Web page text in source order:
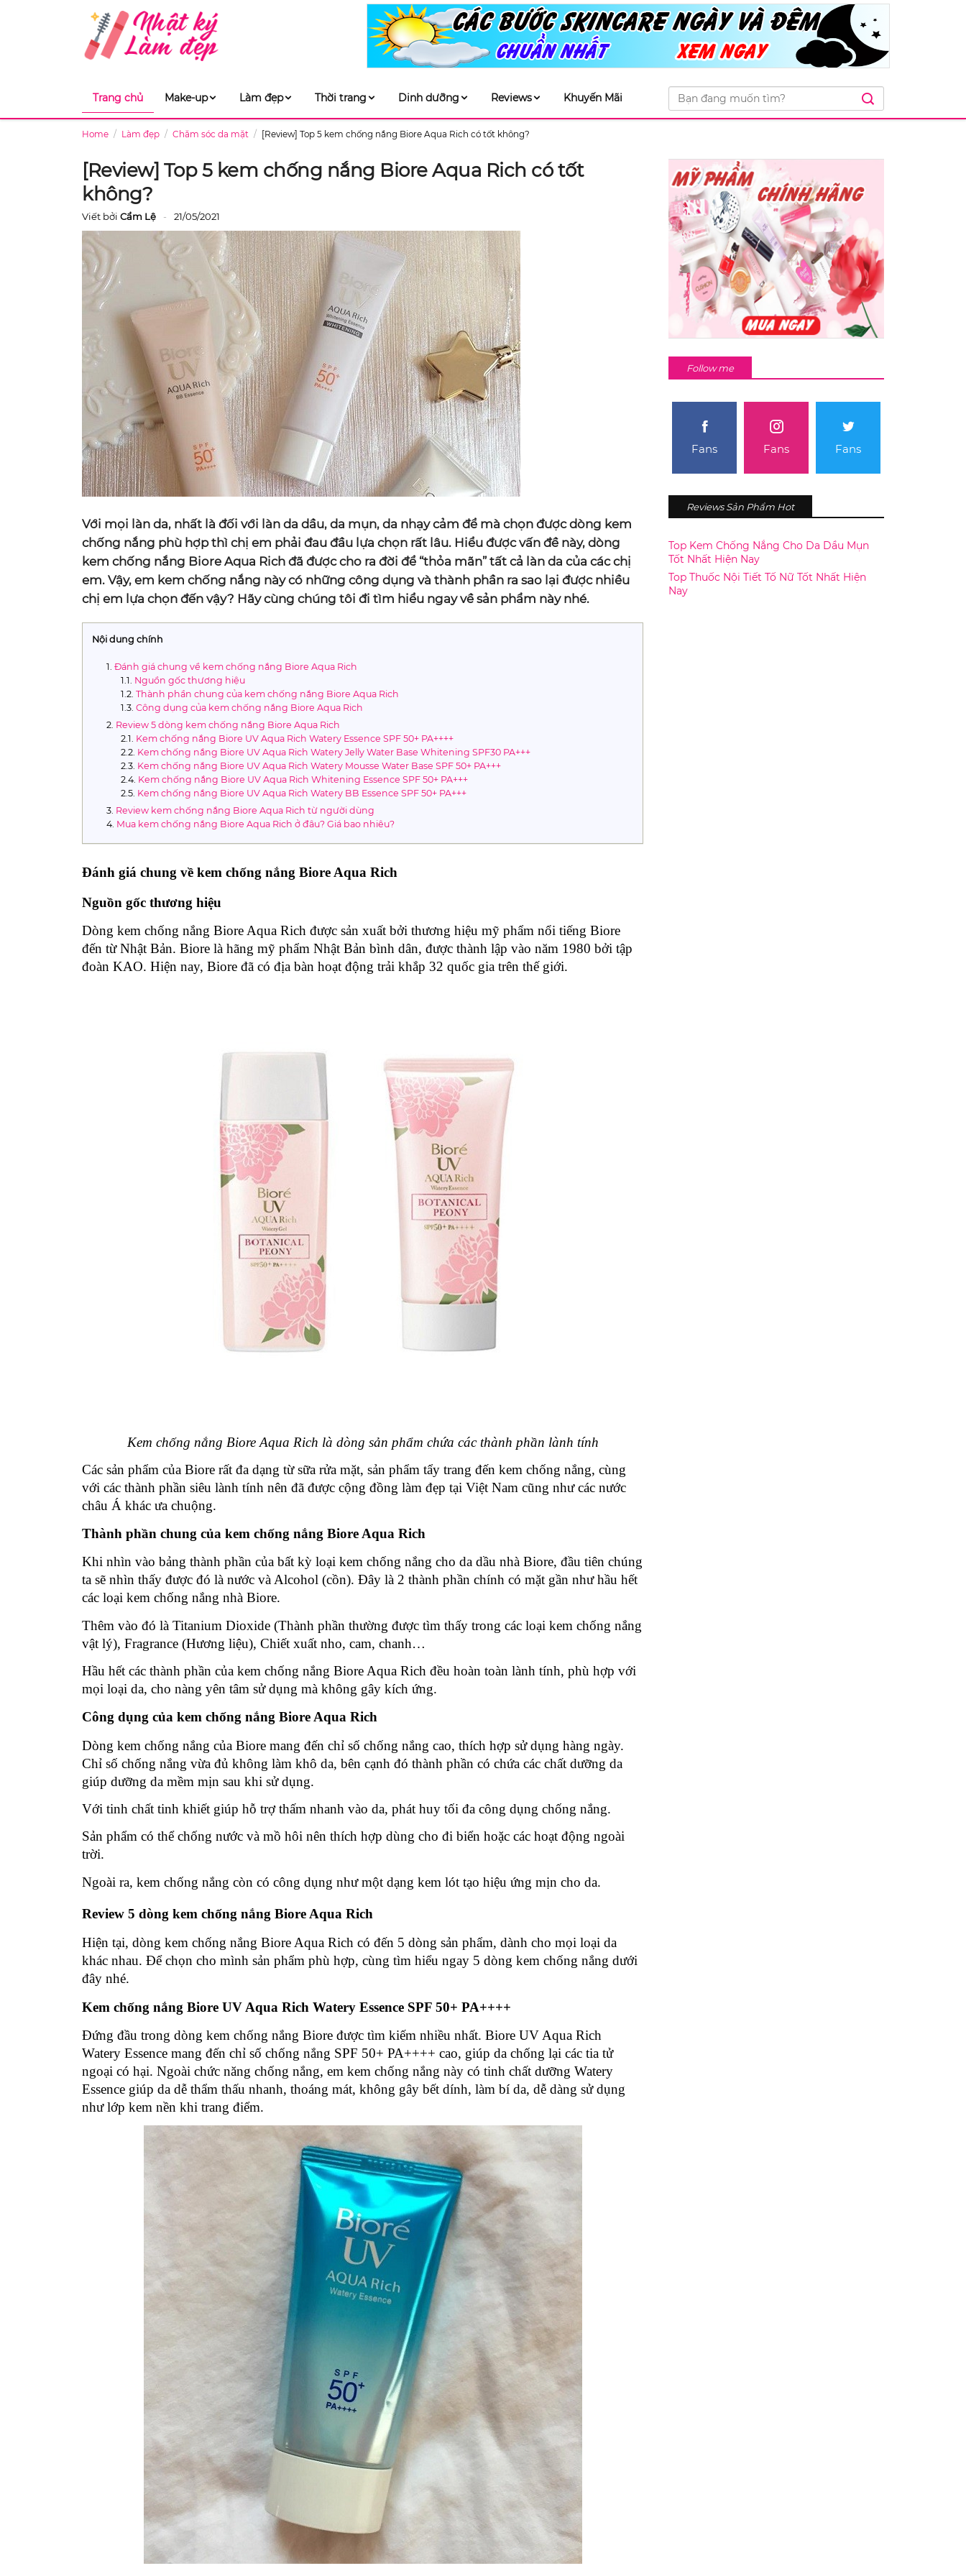
Trang chủ Make-up Làm đẹp Thời trang Dinh dưỡng Reviews Khuyến Mãi
Home Làm đẹp Chăm sóc da mặt [Review] Top 5 kem chống nắng Biore Aqua Rich có tốt không?
[Review] Top 5 kem chống nắng Biore Aqua Rich có tốt
không?
Viết bởi Cẩm Lệ 21/05/2021
Với mọi làn da, nhất là đối với làn da dầu, da mụn, da nhạy cảm để mà chọn được dòng kem
chống nắng phù hợp thì chị em phải đau đầu lựa chọn rất lâu. Hiểu được vấn đề này, dòng
kem chống nắng Biore Aqua Rich đã được cho ra đời để “thỏa mãn” tất cả làn da của các chị
em. Vậy, em kem chống nắng này có những công dụng và thành phần ra sao lại được nhiều
chị em lựa chọn đến vậy? Hãy cùng chúng tôi đi tìm hiểu ngay về sản phẩm này nhé.
Nội dung chính
Đánh giá chung về kem chống nắng Biore Aqua Rich
Nguồn gốc thương hiệu
Thành phần chung của kem chống nắng Biore Aqua Rich
Công dụng của kem chống nắng Biore Aqua Rich
Review 5 dòng kem chống nắng Biore Aqua Rich
Kem chống nắng Biore UV Aqua Rich Watery Essence SPF 50+ PA++++
Kem chống nắng Biore UV Aqua Rich Watery Jelly Water Base Whitening SPF30 PA+++
Kem chống nắng Biore UV Aqua Rich Watery Mousse Water Base SPF 50+ PA+++
Kem chống nắng Biore UV Aqua Rich Whitening Essence SPF 50+ PA+++
Kem chống nắng Biore UV Aqua Rich Watery BB Essence SPF 50+ PA+++
Review kem chống nắng Biore Aqua Rich từ người dùng
Mua kem chống nắng Biore Aqua Rich ở đâu? Giá bao nhiêu?
Đánh giá chung về kem chống nắng Biore Aqua Rich
Nguồn gốc thương hiệu
Dòng kem chống nắng Biore Aqua Rich được sản xuất bởi thương hiệu mỹ phẩm nổi tiếng Biore
đến từ Nhật Bản. Biore là hãng mỹ phẩm Nhật Bản bình dân, được thành lập vào năm 1980 bởi tập
đoàn KAO. Hiện nay, Biore đã có địa bàn hoạt động trải khắp 32 quốc gia trên thế giới.
Kem chống nắng Biore Aqua Rich là dòng sản phẩm chứa các thành phần lành tính
Các sản phẩm của Biore rất đa dạng từ sữa rửa mặt, sản phẩm tẩy trang đến kem chống nắng, cùng
với các thành phần siêu lành tính nên đã được cộng đồng làm đẹp tại Việt Nam cũng như các nước
châu Á khác ưa chuộng.
Thành phần chung của kem chống nắng Biore Aqua Rich
Khi nhìn vào bảng thành phần của bất kỳ loại kem chống nắng cho da dầu nhà Biore, đầu tiên chúng
ta sẽ nhìn thấy được đó là nước và Alcohol (cồn). Đây là 2 thành phần chính có mặt gần như hầu hết
các loại kem chống nắng nhà Biore.
Thêm vào đó là Titanium Dioxide (Thành phần thường được tìm thấy trong các loại kem chống nắng
vật lý), Fragrance (Hương liệu), Chiết xuất nho, cam, chanh…
Hầu hết các thành phần của kem chống nắng Biore Aqua Rich đều hoàn toàn lành tính, phù hợp với
mọi loại da, cho nàng yên tâm sử dụng mà không gây kích ứng.
Công dụng của kem chống nắng Biore Aqua Rich
Dòng kem chống nắng của Biore mang đến chỉ số chống nắng cao, thích hợp sử dụng hàng ngày.
Chỉ số chống nắng vừa đủ không làm khô da, bên cạnh đó thành phần có chứa các chất dưỡng da
giúp dưỡng da mềm mịn sau khi sử dụng.
Với tinh chất tinh khiết giúp hỗ trợ thấm nhanh vào da, phát huy tối đa công dụng chống nắng.
Sản phẩm có thể chống nước và mồ hôi nên thích hợp dùng cho đi biển hoặc các hoạt động ngoài
trời.
Ngoài ra, kem chống nắng còn có công dụng như một dạng kem lót tạo hiệu ứng mịn cho da.
Review 5 dòng kem chống nắng Biore Aqua Rich
Hiện tại, dòng kem chống nắng Biore Aqua Rich có đến 5 dòng sản phẩm, dành cho mọi loại da
khác nhau. Để chọn cho mình sản phẩm phù hợp, cùng tìm hiểu ngay 5 dòng kem chống nắng dưới
đây nhé.
Kem chống nắng Biore UV Aqua Rich Watery Essence SPF 50+ PA++++
Đứng đầu trong dòng kem chống nắng Biore được tìm kiếm nhiều nhất. Biore UV Aqua Rich
Watery Essence mang đến chỉ số chống nắng SPF 50+ PA++++ cao, giúp da chống lại các tia tử
ngoại có hại. Ngoài chức năng chống nắng, em kem chống nắng này có tinh chất dưỡng Watery
Essence giúp da dễ thẩm thấu nhanh, thoáng mát, không gây bết dính, làm bí da, dễ dàng sử dụng
như lớp kem nền khi trang điểm.
Follow me
Fans Fans Fans
Reviews Sản Phẩm Hot
Top Kem Chống Nắng Cho Da Dầu Mụn
Tốt Nhất Hiện Nay
Top Thuốc Nội Tiết Tố Nữ Tốt Nhất Hiện
Nay